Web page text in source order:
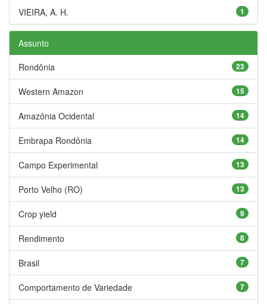
1
VIEIRA, A. H.
Assunto
23
Rondônia
15
Western Amazon
14
Amazônia Ocidental
14
Embrapa Rondônia
13
Campo Experimental
13
Porto Velho (RO)
9
Crop yield
8
Rendimento
7
Brasil
7
Comportamento de Variedade